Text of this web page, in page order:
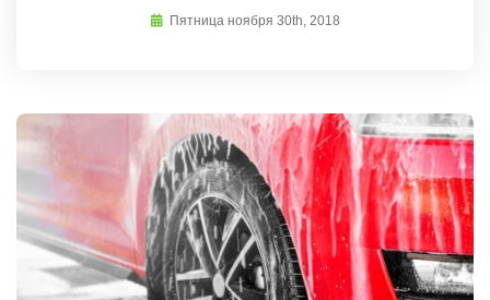
Пятница ноября 30th, 2018